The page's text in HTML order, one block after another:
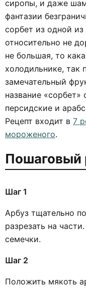
сиропы, и даже
фантазии
сорбет из одной
относительно не
не большая, то
холодильнике, так
замечательный
название «сорбет»
персидские и
Рецепт входит в 7
мороженого.
Пошаговый
Шаг 1
Арбуз тщательно
разрезать на
семечки.
Шаг 2
Положить мякоть